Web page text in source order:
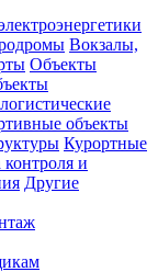
Вокзалы,
Объекты
объекты
Курортные
контроля и
Другие